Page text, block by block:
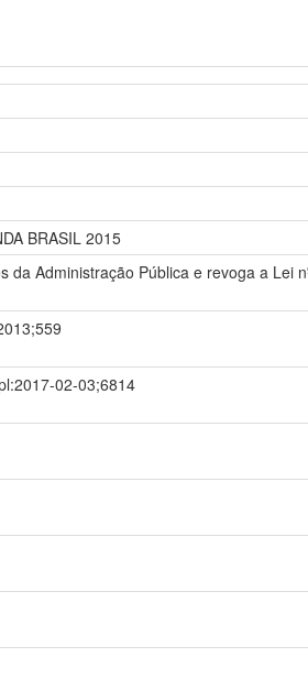
BRASIL 2015
da Administração Pública e revoga a
02-03;6814